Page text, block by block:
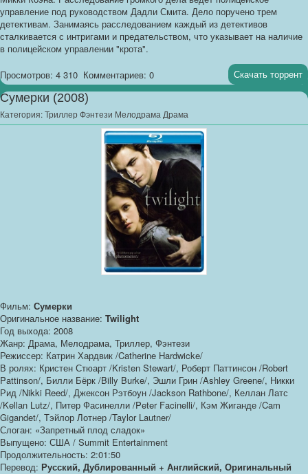
управление под руководством Дадли Смита. Дело поручено трем
детективам. Занимаясь расследованием каждый из детективов
сталкивается с интригами и предательством, что указывает на наличие
в полицейском управлении "крота".
Просмотров: 4 310 Комментариев: 0 Скачать торрент
Сумерки (2008)
Категория:Триллер Фэнтези Мелодрама Драма
Фильм: Сумерки
Оригинальное название: Twilight
Год выхода: 2008
Жанр: Драма, Мелодрама, Триллер, Фэнтези
Режиссер: Катрин Хардвик /Catherine Hardwicke/
В ролях: Кристен Стюарт /Kristen Stewart/, Роберт Паттинсон /Robert
Pattinson/, Билли Бёрк /Billy Burke/, Эшли Грин /Ashley Greene/, Никки
Рид /Nikki Reed/, Джексон Рэтбоун /Jackson Rathbone/, Келлан Латс
/Kellan Lutz/, Питер Фасинелли /Peter Facinelli/, Кэм Жиганде /Cam
Gigandet/, Тэйлор Лотнер /Taylor Lautner/
Слоган: «Запретный плод сладок»
Выпущено: США / Summit Entertainment
Продолжительность: 2:01:50
Перевод: Русский, Дублированный + Английский, Оригинальный